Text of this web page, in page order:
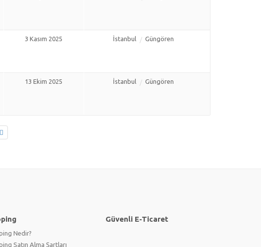
3 Kasım 2025 İstanbul Güngören
13 Ekim 2025 İstanbul Güngören
Nedir?
Satın Alma Şartları
Güvenli E-Ticaret